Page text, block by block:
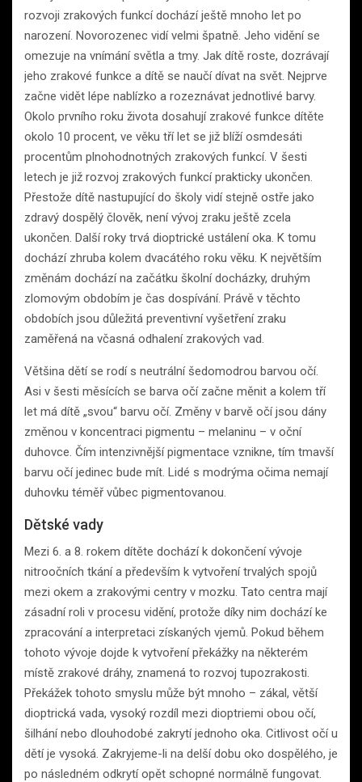
rozvoji zrakových funkcí dochází ještě mnoho let po
narození. Novorozenec vidí velmi špatně. Jeho vidění se
omezuje na vnímání světla a tmy. Jak dítě roste, dozrávají
jeho zrakové funkce a dítě se naučí dívat na svět. Nejprve
začne vidět lépe nablízko a rozeznávat jednotlivé barvy.
Okolo prvního roku života dosahují zrakové funkce dítěte
okolo 10 procent, ve věku tří let se již blíží osmdesáti
procentům plnohodnotných zrakových funkcí. V šesti
letech je již rozvoj zrakových funkcí prakticky ukončen.
Přestože dítě nastupující do školy vidí stejně ostře jako
zdravý dospělý člověk, není vývoj zraku ještě zcela
ukončen. Další roky trvá dioptrické ustálení oka. K tomu
dochází zhruba kolem dvacátého roku věku. K největším
změnám dochází na začátku školní docházky, druhým
zlomovým obdobím je čas dospívání. Právě v těchto
obdobích jsou důležitá preventivní vyšetření zraku
zaměřená na včasná odhalení zrakových vad.
Většina dětí se rodí s neutrální šedomodrou barvou očí.
Asi v šesti měsících se barva očí začne měnit a kolem tří
let má dítě „svou“ barvu očí. Změny v barvě očí jsou dány
změnou v koncentraci pigmentu – melaninu – v oční
duhovce. Čím intenzivnější pigmentace vznikne, tím tmavší
barvu očí jedinec bude mít. Lidé s modrýma očima nemají
duhovku téměř vůbec pigmentovanou.
Dětské vady
Mezi 6. a 8. rokem dítěte dochází k dokončení vývoje
nitroočních tkání a především k vytvoření trvalých spojů
mezi okem a zrakovými centry v mozku. Tato centra mají
zásadní roli v procesu vidění, protože díky nim dochází ke
zpracování a interpretaci získaných vjemů. Pokud během
tohoto vývoje dojde k vytvoření překážky na některém
místě zrakové dráhy, znamená to rozvoj tupozrakosti.
Překážek tohoto smyslu může být mnoho – zákal, větší
dioptrická vada, vysoký rozdíl mezi dioptriemi obou očí,
šilhání nebo dlouhodobé zakrytí jednoho oka. Citlivost očí u
dětí je vysoká. Zakryjeme-li na delší dobu oko dospělého, je
po následném odkrytí opět schopné normálně fungovat.